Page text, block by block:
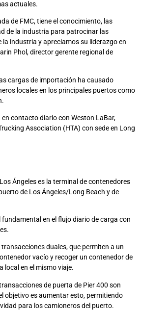
actuales.
de FMC, tiene el conocimiento, las
de la industria para patrocinar las
la industria y apreciamos su liderazgo en
Phol, director gerente regional de
cargas de importación ha causado
locales en los principales puertos como
contacto diario con Weston LaBar,
Association (HTA) con sede en Long
Ángeles es la terminal de contenedores
de Los Ángeles/Long Beach y de
en el flujo diario de carga con
duales, que permiten a un
vacío y recoger un contenedor de
local en el mismo viaje.
de puerta de Pier 400 son
objetivo es aumentar esto, permitiendo
para los camioneros del puerto.